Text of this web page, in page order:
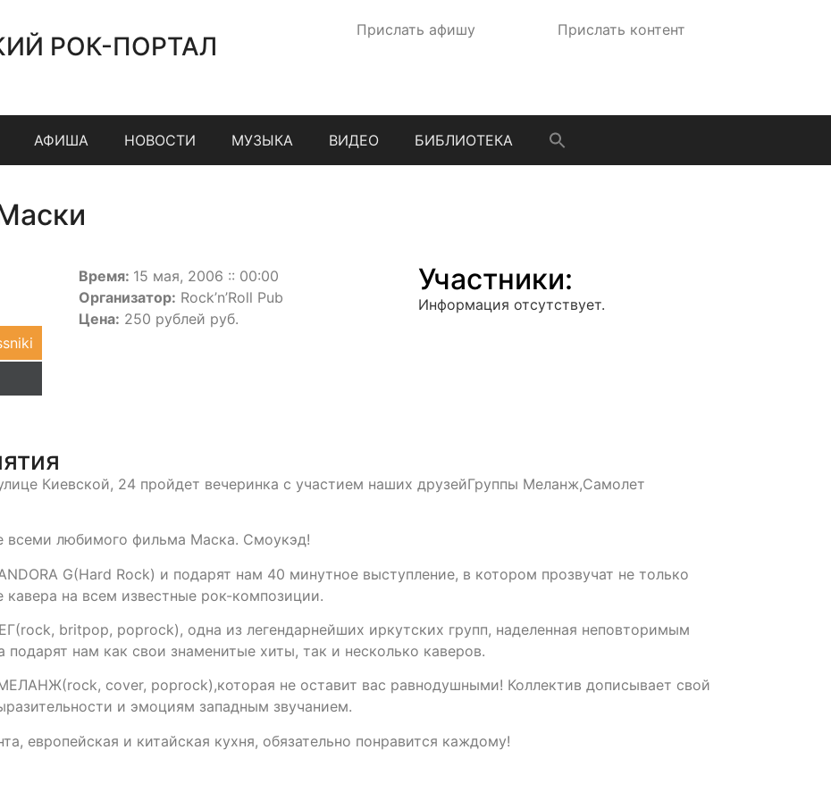
РОК-ПОРТАЛ
Прислать афишу Прислать контент
АФИША НОВОСТИ МУЗЫКА ВИДЕО БИБЛИОТЕКА
Время: 15 мая, 2006 :: 00:00
Организатор: Rock’n’Roll Pub
Цена: 250 рублей руб.
Участники:
Информация отсутствует.
Киевской, 24 пройдет вечеринка с участием наших друзейГруппы Меланж,Самолет
всеми любимого фильма Маска. Смоукэд!
G(Hard Rock) и подарят нам 40 минутное выступление, в котором прозвучат не только
на всем известные рок-композиции.
britpop, poprock), одна из легендарнейших иркутских групп, наделенная неповторимым
нам как свои знаменитые хиты, так и несколько каверов.
cover, poprock),которая не оставит вас равнодушными! Коллектив дописывает свой
и эмоциям западным звучанием.
европейская и китайская кухня, обязательно понравится каждому!